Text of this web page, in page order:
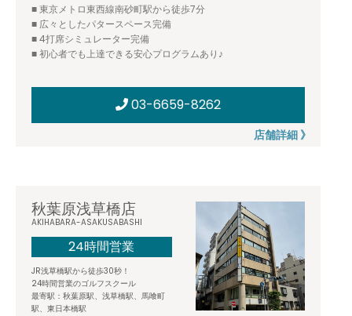
■ 東京メトロ東西線南砂町駅から徒歩7分
■ 広々としたパタースペース完備
■ 4打席シミュレーター完備
■ 初心者でも上達できる安心プログラムあり♪
03-6659-8262
店舗詳細 》
秋葉原浅草橋店
AKIHABARA-ASAKUSABASHI
24時間営業
JR浅草橋駅から徒歩30秒！
24時間営業のゴルフスクール
最寄駅：秋葉原駅、浅草橋駅、馬喰町
駅、東日本橋駅